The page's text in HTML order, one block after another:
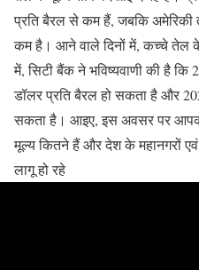
प्रति बैरल से कम हैं, जबकि
कम है। आने वाले दिनों में, कच्चे तेल के
में, सिटी बैंक ने भविष्यवाणी की है
डॉलर प्रति बैरल हो सकता है और
सकता है। आइए, इस अवसर पर
मूल्य कितने हैं और देश के महानगरों
लागू हो रहे